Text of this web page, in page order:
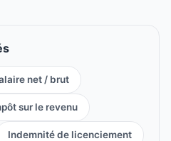
net / brut
sur le revenu
Indemnité de licenciement